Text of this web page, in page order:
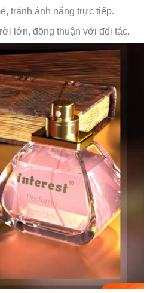
tránh ánh nắng trực tiếp.
lớn, đồng thuận với đối tác.